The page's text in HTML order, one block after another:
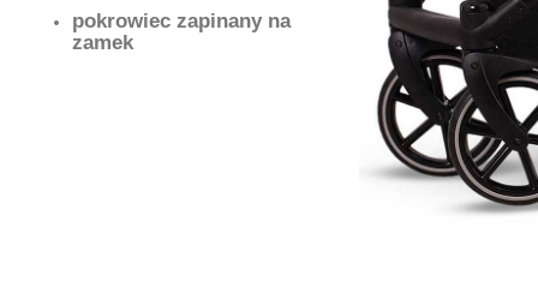
pokrowiec zapinany na
zamek